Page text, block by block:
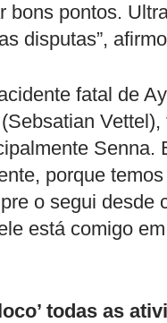
bons pontos.
disputas”,
fatal de
Senna.
porque
o segui desde
está comigo
todas as